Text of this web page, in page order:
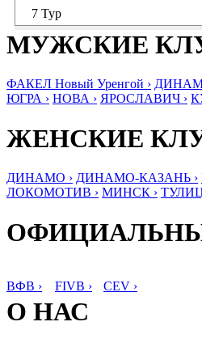
7 Тур
МУЖСКИЕ
ФАКЕЛ Новый Уренгой ›
ЮГРА › НОВА › ЯРОСЛАВИЧ ›
ЖЕНСКИЕ
ДИНАМО › ДИНАМО-КАЗАНЬ ›
ЛОКОМОТИВ › МИНСК ›
ВФВ › FIVB › CEV ›
О НАС